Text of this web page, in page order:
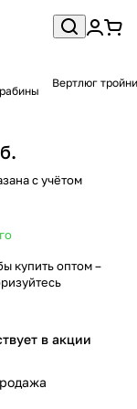
Вертлюг
с учётом
купить оптом –
в акции